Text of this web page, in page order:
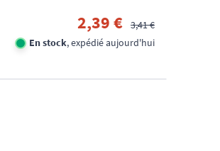
2,39 €
3,41 €
En stock, expédié aujourd'hui